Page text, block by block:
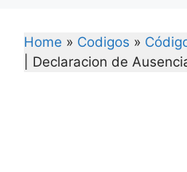
Home » Codigos »
| Declaracion de